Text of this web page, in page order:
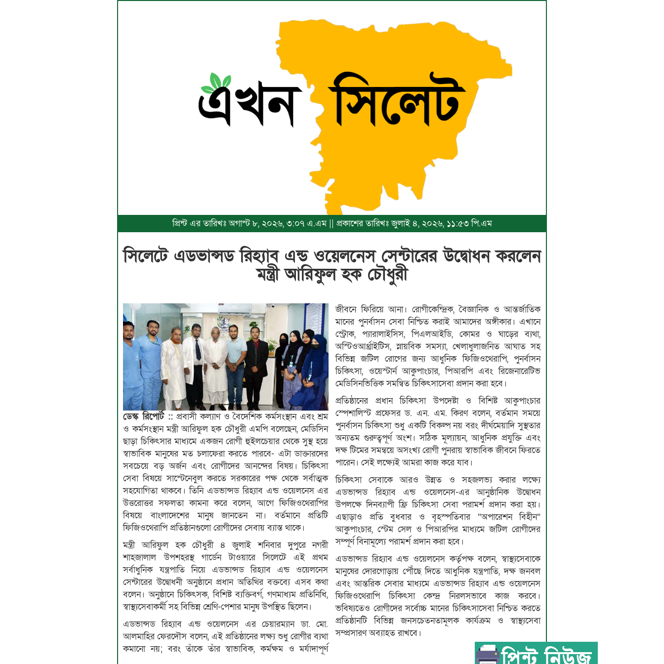
প্রিন্ট এর তারিখঃ অগাস্ট ৮, ২০২৬, ৩:০৭ এ.এম || প্রকাশের তারিখঃ জুলাই ৪, ২০২৬, ১১:৫৩ পি.এম
সিলেটে এডভান্সড রিহ্যাব এন্ড ওয়েলনেস সেন্টারের উদ্বোধন করলেন
মন্ত্রী আরিফুল হক চৌধুরী
ডেস্ক রিপোর্ট :: প্রবাসী কল্যাণ ও বৈদেশিক কর্মসংস্থান এবং শ্রম
ও কর্মসংস্থান মন্ত্রী আরিফুল হক চৌধুরী এমপি বলেছেন, মেডিসিন
ছাড়া চিকিৎসার মাধ্যমে একজন রোগী হুইলচেয়ার থেকে সুস্থ হয়ে
স্বাভাবিক মানুষের মত চলাফেরা করতে পারবে- এটা ডাক্তারদের
সবচেয়ে বড় অর্জন এবং রোগীদের আনন্দের বিষয়। চিকিৎসা
সেবা বিষয়ে সাস্টেনেবুল করতে সরকারের পক্ষ থেকে সর্বাত্মক
সহযোগিতা থাকবে। তিনি এডভান্সড রিহ্যাব এন্ড ওয়েলনেস এর
উত্তরোত্তর সফলতা কামনা করে বলেন, আগে ফিজিওথেরাপির
বিষয়ে বাংলাদেশের মানুষ জানতেন না। বর্তমানে প্রতিটি
ফিজিওথেরাপি প্রতিষ্ঠানগুলো রোগীদের সেবায় ব্যাস্ত থাকে।
মন্ত্রী আরিফুল হক চৌধুরী ৪ জুলাই শনিবার দুপুরে নগরী
শাহজালাল উপশহরস্থ গার্ডেন টাওয়ারে সিলেটে এই প্রথম
সর্বাধুনিক যন্ত্রপাতি নিয়ে এডভান্সড রিহ্যাব এন্ড ওয়েলনেস
সেন্টারের উদ্বোধনী অনুষ্ঠানে প্রধান অতিথির বক্তব্যে এসব কথা
বলেন। অনুষ্ঠানে চিকিৎসক, বিশিষ্ট ব্যক্তিবর্গ, গণমাধ্যম প্রতিনিধি,
স্বাস্থ্যসেবাকর্মী সহ বিভিন্ন শ্রেণি-পেশার মানুষ উপস্থিত ছিলেন।
এডভান্সড রিহ্যাব এন্ড ওয়েলনেস এর চেয়ারম্যান ডা. মো.
আলমাহির ফেরদৌস বলেন, এই প্রতিষ্ঠানের লক্ষ্য শুধু রোগীর ব্যথা
কমানো নয়; বরং তাঁকে তাঁর স্বাভাবিক, কর্মক্ষম ও মর্যাদাপূর্ণ
জীবনে ফিরিয়ে আনা। রোগীকেন্দ্রিক, বৈজ্ঞানিক ও আন্তর্জাতিক
মানের পুনর্বাসন সেবা নিশ্চিত করাই আমাদের অঙ্গীকার। এখানে
স্ট্রোক, প্যারালাইসিস, পিএলআইডি, কোমর ও ঘাড়ের ব্যথা,
অস্টিওআর্থ্রাইটিস, স্নায়বিক সমস্যা, খেলাধুলাজনিত আঘাত সহ
বিভিন্ন জটিল রোগের জন্য আধুনিক ফিজিওথেরাপি, পুনর্বাসন
চিকিৎসা, ওয়েস্টার্ন আকুপাংচার, পিআরপি এবং রিজেনারেটিভ
মেডিসিনভিত্তিক সমন্বিত চিকিৎসাসেবা প্রদান করা হবে।
প্রতিষ্ঠানের প্রধান চিকিৎসা উপদেষ্টা ও বিশিষ্ট আকুপাংচার
স্পেশালিস্ট প্রফেসর ড. এন. এম. কিরণ বলেন, বর্তমান সময়ে
পুনর্বাসন চিকিৎসা শুধু একটি বিকল্প নয় বরং দীর্ঘমেয়াদি সুস্থতার
অন্যতম গুরুত্বপূর্ণ অংশ। সঠিক মূল্যায়ন, আধুনিক প্রযুক্তি এবং
দক্ষ টিমের সমন্বয়ে অসংখ্য রোগী পুনরায় স্বাভাবিক জীবনে ফিরতে
পারেন। সেই লক্ষ্যেই আমরা কাজ করে যাব।
চিকিৎসা সেবাকে আরও উন্নত ও সহজলভ্য করার লক্ষ্যে
এডভান্সড রিহ্যাব এন্ড ওয়েলনেস-এর আনুষ্ঠানিক উদ্বোধন
উপলক্ষে দিনব্যাপী ফ্রি চিকিৎসা সেবা পরামর্শ প্রদান করা হয়।
এছাড়াও প্রতি বুধবার ও বৃহস্পতিবার “অপারেশন বিহীন”
আকুপাংচার, স্টেম সেল ও পিআরপির মাধ্যমে জটিল রোগীদের
সম্পূর্ণ বিনামূল্যে পরামর্শ প্রদান করা হবে।
এডভান্সড রিহ্যাব এন্ড ওয়েলনেস কর্তৃপক্ষ বলেন, স্বাস্থ্যসেবাকে
মানুষের দোরগোড়ায় পৌঁছে দিতে আধুনিক যন্ত্রপাতি, দক্ষ জনবল
এবং আন্তরিক সেবার মাধ্যমে এডভান্সড রিহ্যাব এন্ড ওয়েলনেস
ফিজিওথেরাপি চিকিৎসা কেন্দ্র নিরলসভাবে কাজ করবে।
ভবিষ্যতেও রোগীদের সর্বোচ্চ মানের চিকিৎসাসেবা নিশ্চিত করতে
প্রতিষ্ঠানটি বিভিন্ন জনসচেতনতামূলক কার্যক্রম ও স্বাস্থ্যসেবা
সম্প্রসারণ অব্যাহত রাখবে।